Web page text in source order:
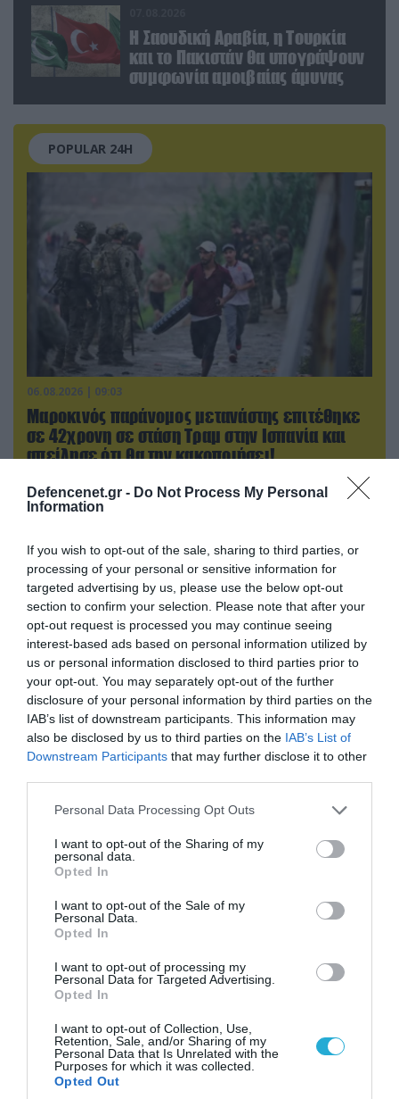
Defencenet.gr - Do Not Process My Personal
Information
If you wish to opt-out of the sale, sharing to third parties, or
processing of your personal or sensitive information for
targeted advertising by us, please use the below opt-out
section to confirm your selection. Please note that after your
opt-out request is processed you may continue seeing
interest-based ads based on personal information utilized by
us or personal information disclosed to third parties prior to
your opt-out. You may separately opt-out of the further
disclosure of your personal information by third parties on the
IAB’s list of downstream participants. This information may
also be disclosed by us to third parties on the IAB’s List of
Downstream Participants that may further disclose it to other
Please note that this website/app uses one or more Google
not limited to your visit or usage behaviour. You may click to
grant or deny consent to Google and its third-party tags to
use your data for below specified purposes in below Google
consent section.
Personal Data Processing Opt Outs
I want to opt-out of the Sharing of my
personal data.
Opted In
I want to opt-out of the Sale of my
Personal Data.
Opted In
I want to opt-out of processing my
Personal Data for Targeted Advertising.
Opted In
I want to opt-out of Collection, Use,
Retention, Sale, and/or Sharing of my
Personal Data that Is Unrelated with the
Purposes for which it was collected.
Opted Out
Η Σαουδική Αραβία, η Τουρκία
και το Πακιστάν θα υπογράψουν
συμφωνία αμοιβαίας άμυνας
POPULAR 24H
06.08.2026 | 09:03
Μαροκινός παράνομος μετανάστης επιτέθηκε
σε 42χρονη σε στάση Τραμ στην Ισπανία και
απείλησε ότι θα την κακοποιήσει!
06.08.2026 | 09:02
ΗΠΑ: Το τελευταίο μήνυμα της μητέρας στον
πρώην σύζυγό της πριν από τη δολοφονία των
07.08.2026 | 01:02
Ελέγχεται αμοντάριστο βίντεο της σύγκρουσης
των ελικοπτέρων στην Ψάθα – Σενάριο για
τρίτο ελικόπτερο